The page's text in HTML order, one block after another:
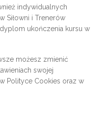
indywidualnych
Siłowni i Trenerów
ukończenia kursu w
możesz zmienić
swojej
Polityce Cookies oraz w